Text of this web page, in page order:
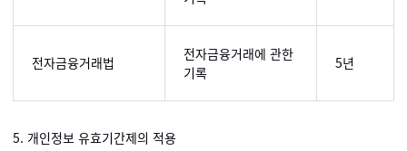
전자금융거래법
전자금융거래에 관한
기록
5년
5. 개인정보 유효기간제의 적용